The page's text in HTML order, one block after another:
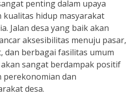
penting dalam upaya
hidup masyarakat
Jalan desa yang baik akan
aksesibilitas menuju pasar,
dan berbagai fasilitas umum
sangat berdampak positif
perekonomian dan
desa.